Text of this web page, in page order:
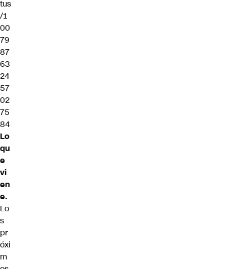
tus
/1
00
79
87
63
24
57
02
75
84
Lo
qu
e
vi
en
e.
Lo
s
pr
óxi
m